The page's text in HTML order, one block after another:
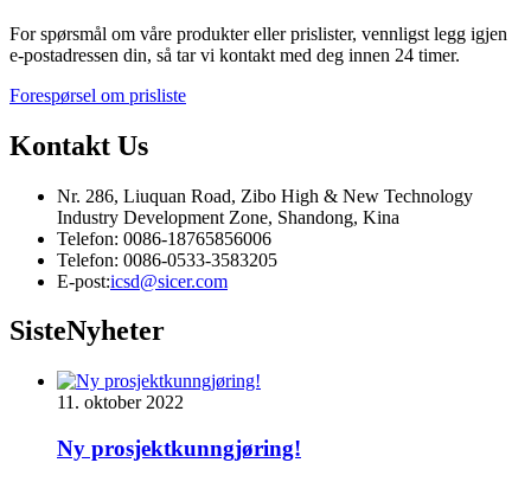
For spørsmål om våre produkter eller prislister, vennligst legg igjen
e-postadressen din, så tar vi kontakt med deg innen 24 timer.
Forespørsel om prisliste
Kontakt Us
Nr. 286, Liuquan Road, Zibo High & New Technology
Industry Development Zone, Shandong, Kina
Telefon: 0086-18765856006
Telefon: 0086-0533-3583205
E-post:icsd@sicer.com
SisteNyheter
11. oktober 2022
Ny prosjektkunngjøring!